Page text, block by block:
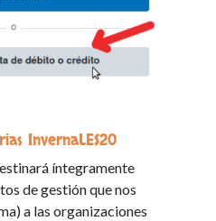
InvernaLES20
íntegramente
de gestión que nos
a las organizaciones